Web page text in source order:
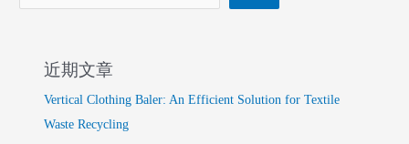
近期文章
Vertical Clothing Baler: An Efficient Solution for Textile
Waste Recycling